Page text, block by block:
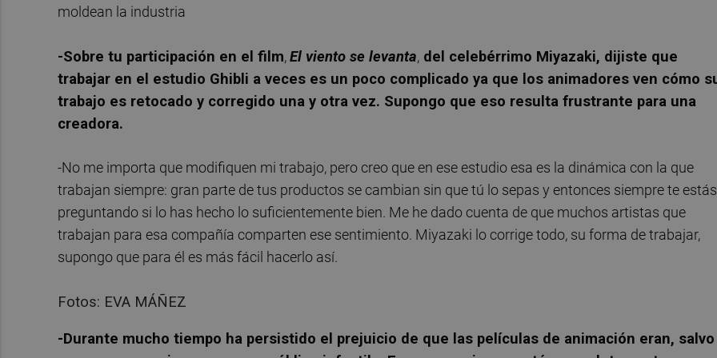
moldean la industria
-Sobre tu participación en el film,El viento se levanta, del celebérrimo Miyazaki, dijiste que
trabajar en el estudio Ghibli a veces es un poco complicado ya que los animadores ven cómo
trabajo es retocado y corregido una y otra vez. Supongo que eso resulta frustrante para una
creadora.
-No me importa que modifiquen mi trabajo, pero creo que en ese estudio esa es la dinámica con la que
trabajan siempre: gran parte de tus productos se cambian sin que tú lo sepas y entonces siempre te estás
preguntando si lo has hecho lo suficientemente bien. Me he dado cuenta de que muchos artistas que
trabajan para esa compañía comparten ese sentimiento. Miyazaki lo corrige todo, su forma de trabajar,
supongo que para él es más fácil hacerlo así.
Fotos: EVA MÁÑEZ
-Durante mucho tiempo ha persistido el prejuicio de que las películas de animación eran, salvo